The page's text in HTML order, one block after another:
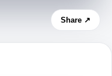
Share ↗